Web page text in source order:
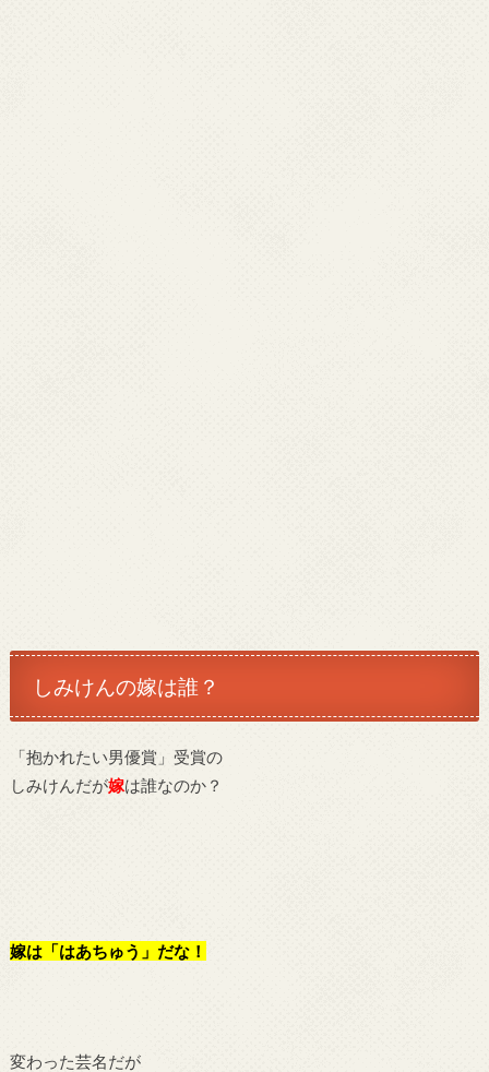
しみけんの嫁は誰？
「抱かれたい男優賞」受賞の
しみけんだが嫁は誰なのか？
嫁は「はあちゅう」だな！
変わった芸名だが